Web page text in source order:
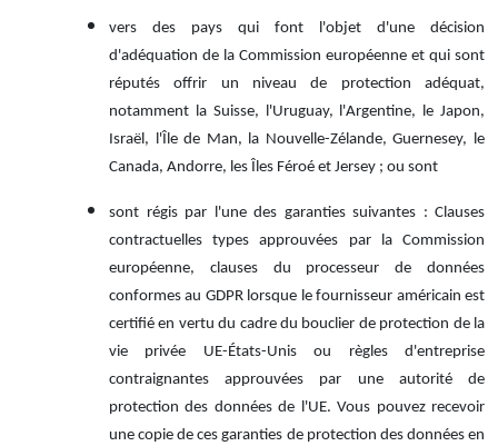
vers des pays qui font l'objet d'une décision
d'adéquation de la Commission européenne et qui sont
réputés offrir un niveau de protection adéquat,
notamment la Suisse, l'Uruguay, l'Argentine, le Japon,
Israël, l'Île de Man, la Nouvelle-Zélande, Guernesey, le
Canada, Andorre, les Îles Féroé et Jersey ; ou sont
sont régis par l'une des garanties suivantes : Clauses
contractuelles types approuvées par la Commission
européenne, clauses du processeur de données
conformes au GDPR lorsque le fournisseur américain est
certifié en vertu du cadre du bouclier de protection de la
vie privée UE-États-Unis ou règles d'entreprise
contraignantes approuvées par une autorité de
protection des données de l'UE.Vous pouvez recevoir
une copie de ces garanties de protection des données en